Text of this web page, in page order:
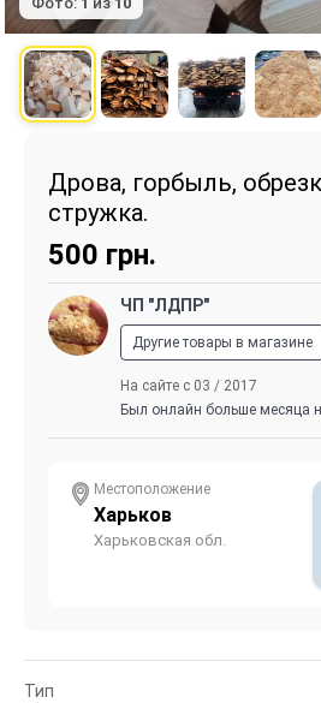
Дрова, горбыль,
стружка.
500 грн.
ЧП "ЛДПР"
Другие товары в магазине
На сайте с 03 / 2017
Был онлайн больше месяца
Местоположение
Харьков
Харьковская обл.
Тип